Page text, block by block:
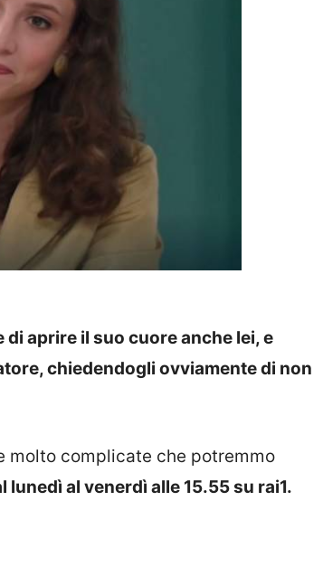
di aprire il suo cuore anche lei, e
chiedendogli ovviamente di non
molto complicate che potremmo
al venerdì alle 15.55 su rai1.